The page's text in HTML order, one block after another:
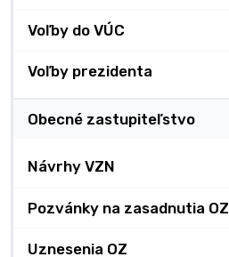
Voľby do VÚC
Voľby prezidenta
Obecné zastupiteľstvo
Návrhy VZN
Pozvánky na zasadnutia OZ
Uznesenia OZ